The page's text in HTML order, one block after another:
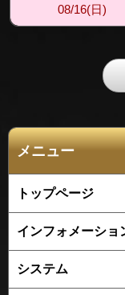
08/16(日)
メニュー
トップページ
インフォメーショ
システム